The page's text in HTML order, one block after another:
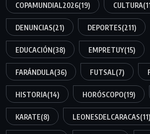
COPAMUNDIAL2026(19) CULTURA
DENUNCIAS(21) DEPORTES(211)
EDUCACIÓN(38) EMPRETUY(15)
FARÁNDULA(36) FUTSAL(7)
HISTORIA(14) HORÓSCOPO(19)
KARATE(8) LEONESDELCARACAS(11)